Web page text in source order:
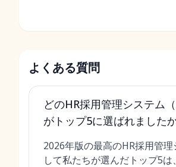
よくある質問
どのHR採用管理システム（
がトップ5に選ばれました
2026年版の最高のHR採用管理
して私たちが選んだトップ5は、